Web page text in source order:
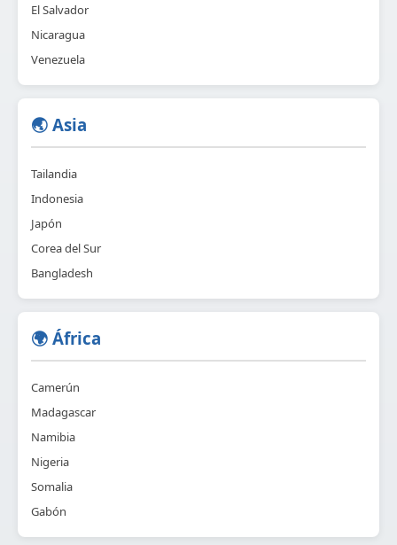
El Salvador
Nicaragua
Venezuela
🌏 Asia
Tailandia
Indonesia
Japón
Corea del Sur
Bangladesh
🌍 África
Camerún
Madagascar
Namibia
Nigeria
Somalia
Gabón